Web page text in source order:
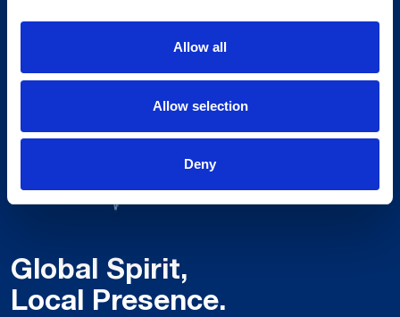
Allow all
Allow selection
Deny
Global Spirit,
Local Presence.